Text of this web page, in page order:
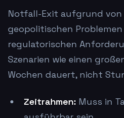
Notfall-Exit aufgrund von
geopolitischen
regulatorischen
Szenarien wie einen
Wochen dauert, nicht
Zeitrahmen: Muss in